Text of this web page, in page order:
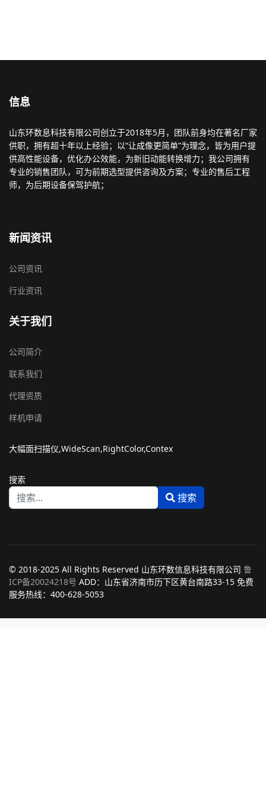
信息
山东环数息科技有限公司创立于2018年5月，团队前身均在著名厂家
供职，拥有超十年以上经验；以“让成像更简单”为理念，皆为用户提
供高性能设备，优化办公效能，为新旧动能转换增力；我公司拥有
专业的销售团队，可为前期选型提供咨询及方案；专业的售后工程
师，为后期设备保驾护航；
新闻资讯
公司资讯
行业资讯
关于我们
公司简介
联系我们
代理资质
样机申请
大幅面扫描仪,WideScan,RightColor,Contex
搜索
搜索
© 2018-2025 All Rights Reserved 山东环数信息科技有限公司 鲁
ICP备20024218号 ADD：山东省济南市历下区黄台南路33-15 免费
服务热线：400-628-5053